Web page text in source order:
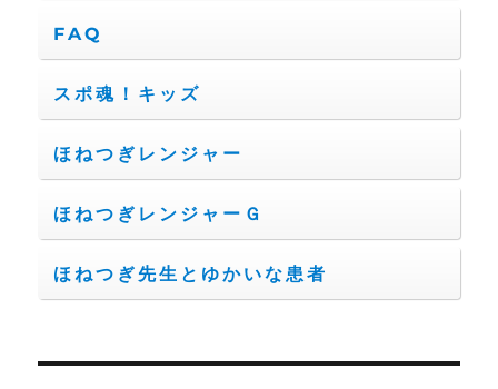
FAQ
スポ魂！キッズ
ほねつぎレンジャー
ほねつぎレンジャーＧ
ほねつぎ先生とゆかいな患者